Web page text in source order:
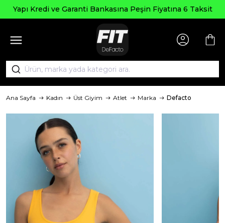
Yapı Kredi ve Garanti Bankasına Peşin Fiyatına 6 Taksit
Ana Sayfa Kadın Üst Giyim Atlet Marka Defacto